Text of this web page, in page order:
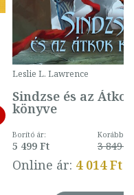
Leslie L. Lawrence
Sindzse és az Átkok
könyve
Borító ár:
5 499 Ft
Korábbi
3 849 Ft
Online ár: 4 014 Ft